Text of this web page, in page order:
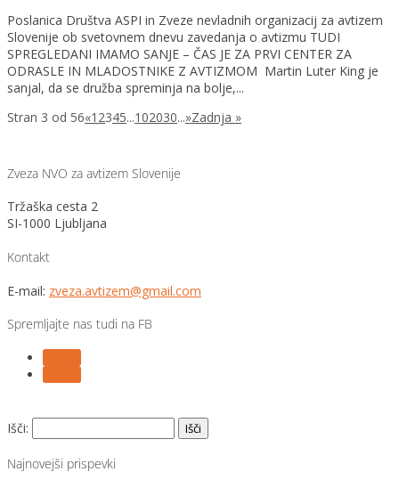
Poslanica Društva ASPI in Zveze nevladnih organizacij za avtizem
Slovenije ob svetovnem dnevu zavedanja o avtizmu TUDI
SPREGLEDANI IMAMO SANJE – ČAS JE ZA PRVI CENTER ZA
ODRASLE IN MLADOSTNIKE Z AVTIZMOM Martin Luter King je
sanjal, da se družba spreminja na bolje,...
Stran 3 od 56«1 2345...102030...»Zadnja »
Zveza NVO za avtizem Slovenije
Tržaška cesta 2
SI-1000 Ljubljana
Kontakt
E-mail: zveza.avtizem@gmail.com
Spremljajte nas tudi na FB
Išči:
Najnovejši prispevki